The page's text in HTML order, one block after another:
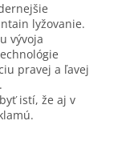
lyžovanie.
vývoja
pravej a ľavej
istí, že aj v